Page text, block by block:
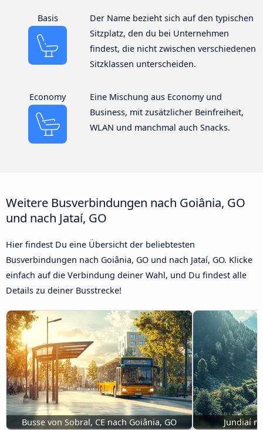
Basis
Der Name bezieht sich auf den typischen
Sitzplatz, den du bei Unternehmen
findest, die nicht zwischen verschiedenen
Sitzklassen unterscheiden.
Economy
Eine Mischung aus Economy und
Business, mit zusätzlicher Beinfreiheit,
WLAN und manchmal auch Snacks.
Weitere Busverbindungen nach Goiânia, GO
und nach Jataí, GO
Hier findest Du eine Übersicht der beliebtesten
Busverbindungen nach Goiânia, GO und nach Jataí, GO. Klicke
einfach auf die Verbindung deiner Wahl, und Du findest alle
Details zu deiner Busstrecke!
Busse von Sobral, CE nach Goiânia, GO Jundiaí